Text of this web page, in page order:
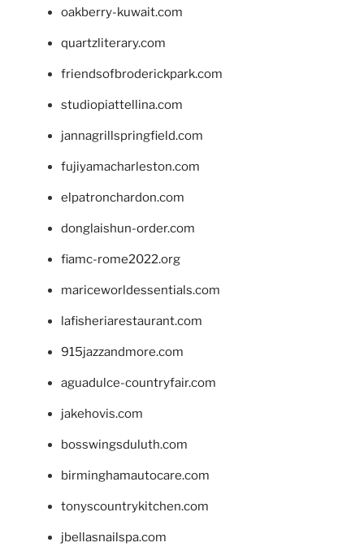
oakberry-kuwait.com
quartzliterary.com
friendsofbroderickpark.com
studiopiattellina.com
jannagrillspringfield.com
fujiyamacharleston.com
elpatronchardon.com
donglaishun-order.com
fiamc-rome2022.org
mariceworldessentials.com
lafisheriarestaurant.com
915jazzandmore.com
aguadulce-countryfair.com
jakehovis.com
bosswingsduluth.com
birminghamautocare.com
tonyscountrykitchen.com
jbellasnailspa.com